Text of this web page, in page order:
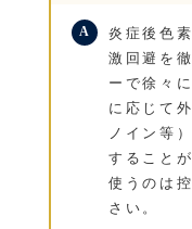
炎症後色
激回避を
ーで徐々
に応じて
ノイン等
すること
使うのは
さい。